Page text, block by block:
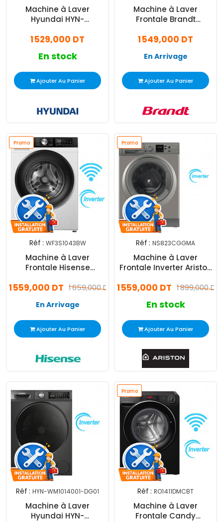
Machine à Laver
Hyundai HYN-
10Kg Noir
1 529,000 DT
En stock
Ajouter Au Panier
Machine à Laver
Frontale Brandt
Blanc
1 549,000 DT
En Arrivage
Ajouter Au Panier
Promo
Réf : WF3S1043BW
Machine à Laver
Frontale Hisense
Smart Blanc1 659,000 DT
1 559,000 DT
En Arrivage
Ajouter Au Panier
Promo
Réf : NS823CGGMA
Machine à Laver
Frontale Inverter Ariston
1 899,000 DT
1 559,000 DT
En stock
Ajouter Au Panier
Réf : HYN-WM1014001-DG01
Machine à Laver
Hyundai HYN-
Promo
Réf : RO1411DMCBT
Machine à Laver
Frontale Candy